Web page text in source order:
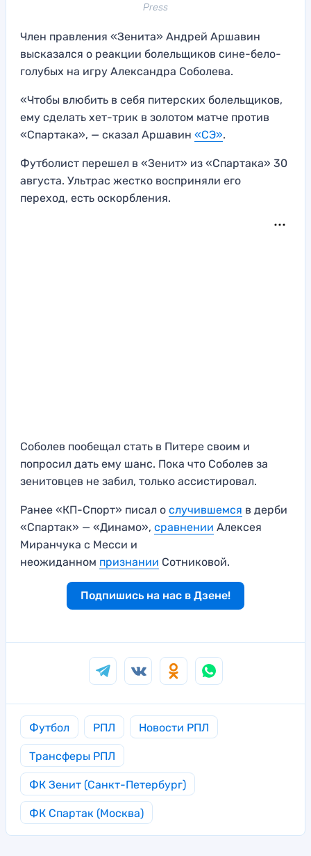
Press
Член правления «Зенита» Андрей Аршавин
высказался о реакции болельщиков сине-бело-
голубых на игру Александра Соболева.
«Чтобы влюбить в себя питерских болельщиков,
ему сделать хет-трик в золотом матче против
«Спартака», — сказал Аршавин «СЭ».
Футболист перешел в «Зенит» из «Спартака» 30
августа. Ультрас жестко восприняли его
переход, есть оскорбления.
Соболев пообещал стать в Питере своим и
попросил дать ему шанс. Пока что Соболев за
зенитовцев не забил, только ассистировал.
Ранее «КП-Спорт» писал о случившемся в дерби
«Спартак» — «Динамо», сравнении Алексея
Миранчука с Месси и
неожиданном признании Сотниковой.
Подпишись на нас в Дзене!
Футбол РПЛ Новости РПЛ
Трансферы РПЛ
ФК Зенит (Санкт-Петербург)
ФК Спартак (Москва)